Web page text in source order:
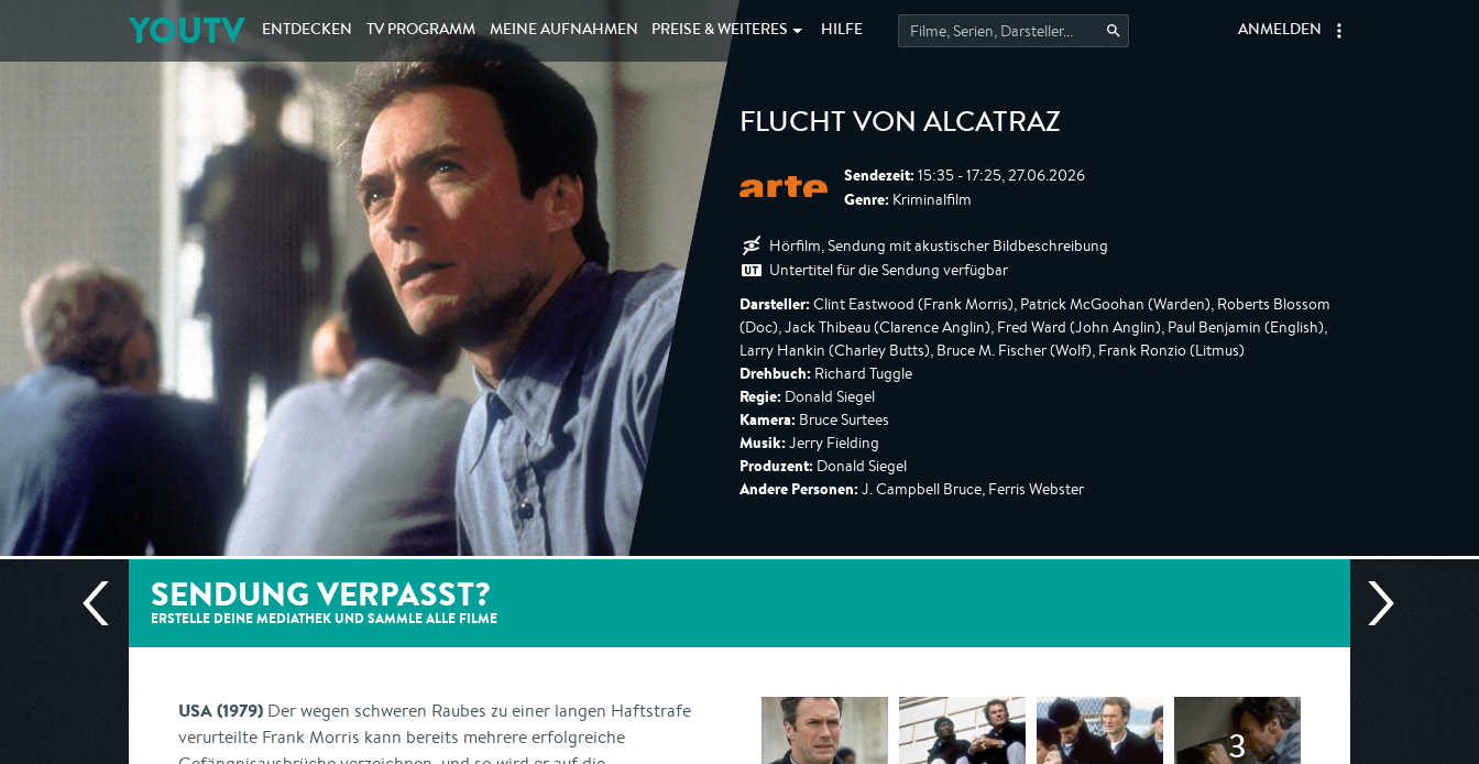
YOUTV ENTDECKEN TV PROGRAMM MEINE AUFNAHMEN PREISE & WEITERES HILFE ANMELDEN
FLUCHT VON ALCATRAZ
Sendezeit: 15:35 - 17:25, 27.06.2026
Genre: Kriminalfilm
Hörfilm, Sendung mit akustischer Bildbeschreibung
Untertitel für die Sendung verfügbar
Darsteller: Clint Eastwood (Frank Morris), Patrick McGoohan (Warden), Roberts Blossom
(Doc), Jack Thibeau (Clarence Anglin), Fred Ward (John Anglin), Paul Benjamin (English),
Larry Hankin (Charley Butts), Bruce M. Fischer (Wolf), Frank Ronzio (Litmus)
Drehbuch: Richard Tuggle
Regie: Donald Siegel
Kamera: Bruce Surtees
Musik: Jerry Fielding
Produzent: Donald Siegel
Andere Personen: J. Campbell Bruce, Ferris Webster
SENDUNG VERPASST?
ERSTELLE DEINE MEDIATHEK UND SAMMLE ALLE FILME
USA (1979) Der wegen schweren Raubes zu einer langen Haftstrafe
verurteilte Frank Morris kann bereits mehrere erfolgreiche